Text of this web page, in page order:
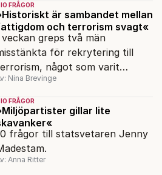
FRÅGOR
är sambandet mellan
och terrorism svagt«
greps två män
för rekrytering till
något som varit
sedan 2010. Varför
det första gripandet först
Nina Brevinge
FRÅGOR
gillar lite
frågor till statsvetaren Jenny
Anna Ritter